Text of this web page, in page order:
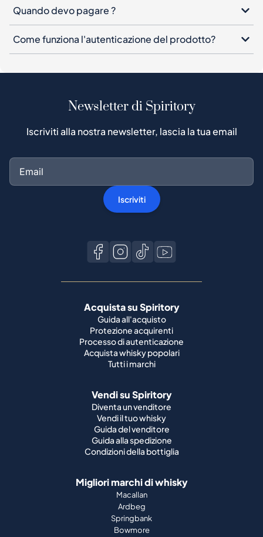
Quando devo pagare ?
Come funziona l'autenticazione del prodotto?
Newsletter di Spiritory
Iscriviti alla nostra newsletter, lascia la tua email
Iscriviti
Acquista su Spiritory
Guida all'acquisto
Protezione acquirenti
Processo di autenticazione
Acquista whisky popolari
Tutti i marchi
Vendi su Spiritory
Diventa un venditore
Vendi il tuo whisky
Guida del venditore
Guida alla spedizione
Condizioni della bottiglia
Migliori marchi di whisky
Macallan
Ardbeg
Springbank
Bowmore